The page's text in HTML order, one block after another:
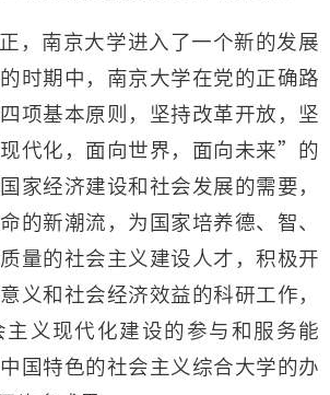
，南京大学进入了一个新的发展
时期中，南京大学在党的正确路
项基本原则，坚持改革开放，坚
代化，面向世界，面向未来”的
家经济建设和社会发展的需要，
的新潮流，为国家培养德、智、
量的社会主义建设人才，积极开
义和社会经济效益的科研工作，
主义现代化建设的参与和服务能
国特色的社会主义综合大学的办